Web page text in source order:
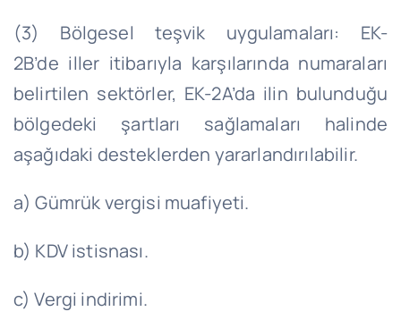
(3) Bölgesel teşvik uygulamaları: EK-
2B’de iller itibarıyla karşılarında numaraları
belirtilen sektörler, EK-2A’da ilin bulunduğu
bölgedeki şartları sağlamaları halinde
aşağıdaki desteklerden yararlandırılabilir.
a) Gümrük vergisi muafiyeti.
b) KDV istisnası.
c) Vergi indirimi.